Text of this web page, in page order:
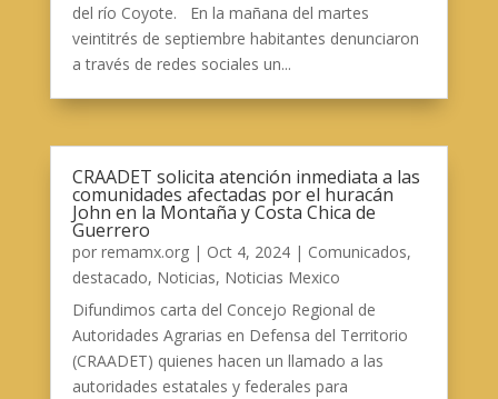
del río Coyote. En la mañana del martes
veintitrés de septiembre habitantes denunciaron
a través de redes sociales un...
CRAADET solicita atención inmediata a las
comunidades afectadas por el huracán
John en la Montaña y Costa Chica de
Guerrero
por remamx.org| Oct 4, 2024| Comunicados,
destacado, Noticias, Noticias Mexico
Difundimos carta del Concejo Regional de
Autoridades Agrarias en Defensa del Territorio
(CRAADET) quienes hacen un llamado a las
autoridades estatales y federales para